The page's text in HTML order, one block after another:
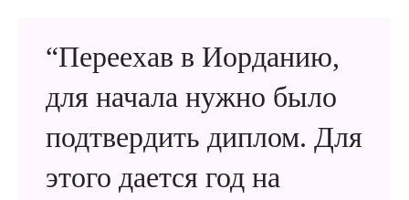
“Переехав в Иорданию,
для начала нужно было
подтвердить диплом. Для
этого дается год на